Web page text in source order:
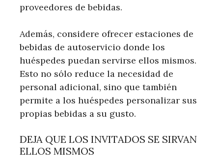
proveedores de bebidas.
Además, considere ofrecer estaciones de
bebidas de autoservicio donde los
huéspedes puedan servirse ellos mismos.
Esto no sólo reduce la necesidad de
personal adicional, sino que también
permite a los huéspedes personalizar sus
propias bebidas a su gusto.
DEJA QUE LOS INVITADOS SE SIRVAN
ELLOS MISMOS